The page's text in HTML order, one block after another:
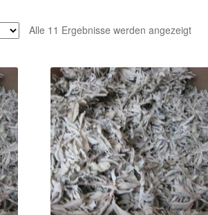
Alle 11 Ergebnisse werden angezeigtNach